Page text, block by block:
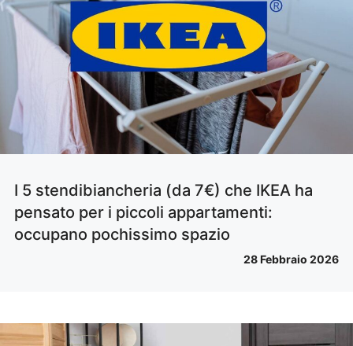
I 5 stendibiancheria (da 7€) che IKEA ha
pensato per i piccoli appartamenti:
occupano pochissimo spazio
28 Febbraio 2026